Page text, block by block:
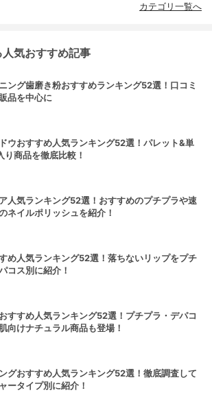
カテゴリ一覧へ
気おすすめ記事
ング歯磨き粉おすすめランキング52選！口コミ
品を中心に
ウおすすめ人気ランキング52選！パレット&単
り商品を徹底比較！
人気ランキング52選！おすすめのプチプラや速
ネイルポリッシュを紹介！
め人気ランキング52選！落ちないリップをプチ
コス別に紹介！
すすめ人気ランキング52選！プチプラ・デパコ
向けナチュラル商品も登場！
グおすすめ人気ランキング52選！徹底調査して
ータイプ別に紹介！